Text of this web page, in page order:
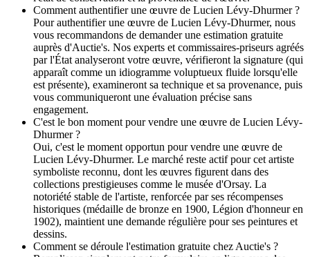
Comment authentifier une œuvre de Lucien Lévy-Dhurmer ?
Pour authentifier une œuvre de Lucien Lévy-Dhurmer, nous
vous recommandons de demander une estimation gratuite
auprès d'Auctie's. Nos experts et commissaires-priseurs agréés
par l'État analyseront votre œuvre, vérifieront la signature (qui
apparaît comme un idiogramme voluptueux fluide lorsqu'elle
est présente), examineront sa technique et sa provenance, puis
vous communiqueront une évaluation précise sans
engagement.
C'est le bon moment pour vendre une œuvre de Lucien Lévy-
Dhurmer ?
Oui, c'est le moment opportun pour vendre une œuvre de
Lucien Lévy-Dhurmer. Le marché reste actif pour cet artiste
symboliste reconnu, dont les œuvres figurent dans des
collections prestigieuses comme le musée d'Orsay. La
notoriété stable de l'artiste, renforcée par ses récompenses
historiques (médaille de bronze en 1900, Légion d'honneur en
1902), maintient une demande régulière pour ses peintures et
dessins.
Comment se déroule l'estimation gratuite chez Auctie's ?